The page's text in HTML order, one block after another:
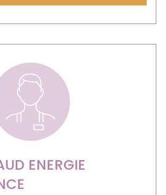
ENERGIE